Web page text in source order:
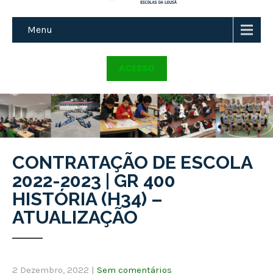
Menu
ACESSO
CONTRATAÇÃO DE ESCOLA
2022-2023 | GR 400
HISTÓRIA (H34) –
ATUALIZAÇÃO
2 Dezembro, 2022 | Sem comentários